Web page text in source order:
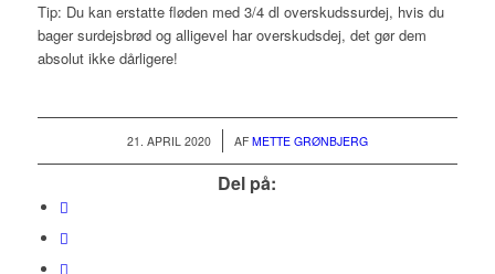
Tip: Du kan erstatte fløden med 3/4 dl overskudssurdej, hvis du
bager surdejsbrød og alligevel har overskudsdej, det gør dem
absolut ikke dårligere!
21. APRIL 2020
/ AF METTE GRØNBJERG
Del på: